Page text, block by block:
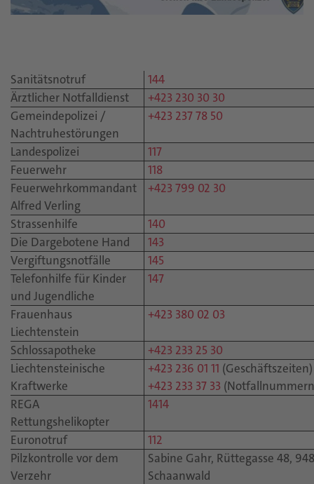
Sanitätsnotruf
144
Ärztlicher Notfalldienst
+423 230 30 30
Gemeindepolizei /
Nachtruhestörungen
+423 237 78 50
Landespolizei
117
Feuerwehr
118
Feuerwehrkommandant
Alfred Verling
+423 799 02 30
Strassenhilfe
140
Die Dargebotene Hand
143
Vergiftungsnotfälle
145
Telefonhilfe für Kinder
und Jugendliche
147
Frauenhaus
Liechtenstein
+423 380 02 03
Schlossapotheke
+423 233 25 30
Liechtensteinische
Kraftwerke
+423 236 01 11 (Geschäftszeiten)
+423 233 37 33
REGA
Rettungshelikopter
1414
Euronotruf
112
Pilzkontrolle vor dem
Verzehr
Sabine Gahr, Rüttegasse 48,
Schaanwald